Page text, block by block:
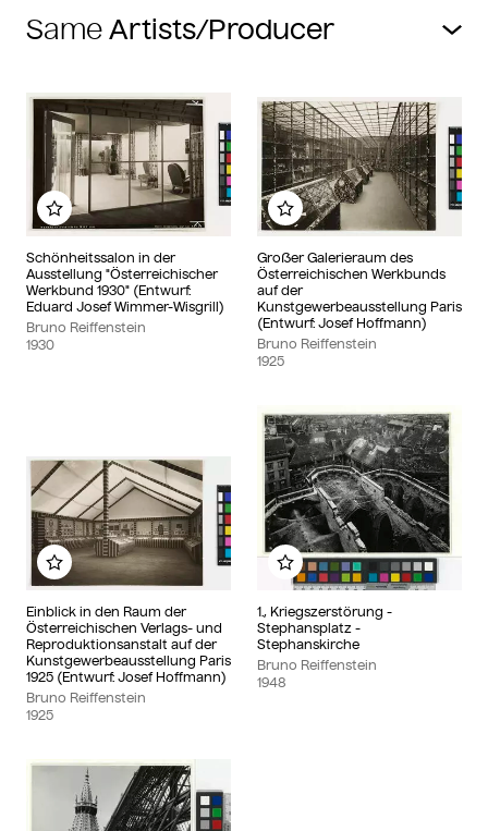
Same
Schönheitssalon in der
Ausstellung "Österreichischer
Werkbund 1930" (Entwurf:
Eduard Josef Wimmer-Wisgrill)
Bruno Reiffenstein
1930
Add to my album
Großer Galerieraum des
Österreichischen Werkbunds
auf der
Kunstgewerbeausstellung Paris
(Entwurf: Josef Hoffmann)
Bruno Reiffenstein
1925
Add to my album
Einblick in den Raum der
Österreichischen Verlags- und
Reproduktionsanstalt auf der
Kunstgewerbeausstellung Paris
1925 (Entwurf: Josef Hoffmann)
Bruno Reiffenstein
1925
Add to my album
1., Kriegszerstörung -
Stephansplatz -
Stephanskirche
Bruno Reiffenstein
1948
Add to my album